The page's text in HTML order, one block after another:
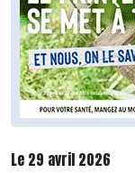
Le 29 avril 2026